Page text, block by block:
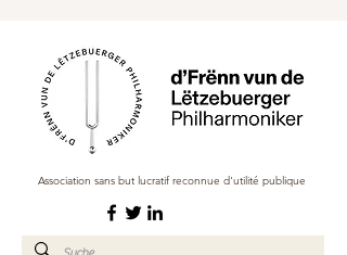
Association sans but lucratif reconnue d'utilité publique